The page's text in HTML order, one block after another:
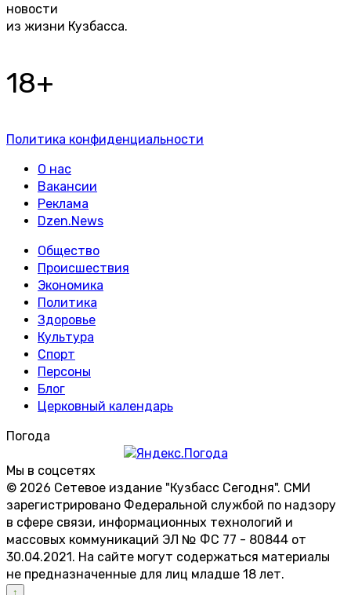
новости
из жизни Кузбасса.
18+
Политика конфиденциальности
О нас
Вакансии
Реклама
Dzen.News
Общество
Происшествия
Экономика
Политика
Здоровье
Культура
Спорт
Персоны
Блог
Церковный календарь
Погода
Мы в соцсетях
© 2026 Сетевое издание "Кузбасс Сегодня". СМИ
зарегистрировано Федеральной службой по надзору
в сфере связи, информационных технологий и
массовых коммуникаций ЭЛ № ФС 77 - 80844 от
30.04.2021. На сайте могут содержаться материалы
не предназначенные для лиц младше 18 лет.